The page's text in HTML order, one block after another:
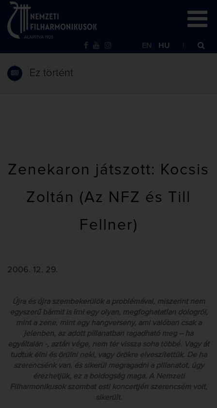
EN HU
Ez történt
Zenekaron játszott: Kocsis
Zoltán (Az NFZ és Till
Fellner)
2006. 12. 29.
Újra és újra szembekerülök a problémával, miszerint nem
egyszerű bármit is írni egy olyan, megfoghatatlan dologról,
mint a zene, mint egy hangverseny, ami valóban csak a
jelenben, az adott pillanatban ragadható meg – ha
egyáltalán -, aztán vége, nem tér vissza soha többé. Vagy át
tudtuk élni és örülni neki, vagy örökre elveszítettük. De ha
szerencsénk van, és sikerül megragadni a pillanatot, úgy
érezhetjük, ez a boldogság maga. A Nemzeti
Filharmonikusok szombat esti koncertjén szerencsém volt,
sikerült.